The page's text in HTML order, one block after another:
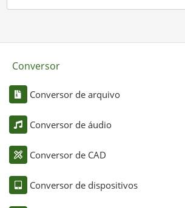
Conversor
Conversor de arquivo
Conversor de áudio
Conversor de CAD
Conversor de dispositivos